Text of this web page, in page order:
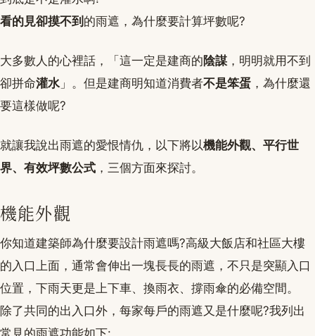
看的見卻摸不到 的雨遮，為什麼要計算坪數呢?
大多數人的心裡話，「這一定是建商的陰謀 ，明明就用不到
卻拼命灌水 」。但是建商明知道消費者不是笨蛋 ，為什麼還
要這樣做呢?
就讓我說出雨遮的愛恨情仇，以下將以機能外觀、平行世
界、有效坪數公式 ，三個方面來探討。
機能外觀
你知道建築師為什麼要設計雨遮嗎?高級大飯店和社區大樓
的入口上面，通常會伸出一塊長長的雨遮，不只是突顯入口
位置，下雨天更是上下車、換雨衣、撐雨傘的必備空間。
除了共同的出入口外，每家每戶的雨遮又是什麼呢?我列出
常見的雨遮功能如下: